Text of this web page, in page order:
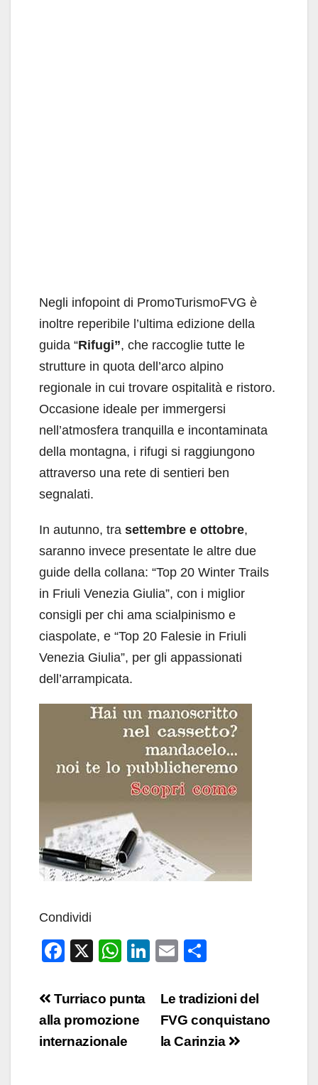
Negli infopoint di PromoTurismoFVG è
inoltre reperibile l’ultima edizione della
guida “Rifugi”, che raccoglie tutte le
strutture in quota dell’arco alpino
regionale in cui trovare ospitalità e ristoro.
Occasione ideale per immergersi
nell’atmosfera tranquilla e incontaminata
della montagna, i rifugi si raggiungono
attraverso una rete di sentieri ben
segnalati.
In autunno, tra settembre e ottobre,
saranno invece presentate le altre due
guide della collana: “Top 20 Winter Trails
in Friuli Venezia Giulia”, con i miglior
consigli per chi ama scialpinismo e
ciaspolate, e “Top 20 Falesie in Friuli
Venezia Giulia”, per gli appassionati
dell’arrampicata.
Condividi
F
c
e
b
X
W
at
s
A
Li
e
dI
E
ail n
di
vi
Navigazione
articoli
Le tradizioni del
FVG conquistano
la Carinzia
Turriaco punta
alla promozione
internazionale